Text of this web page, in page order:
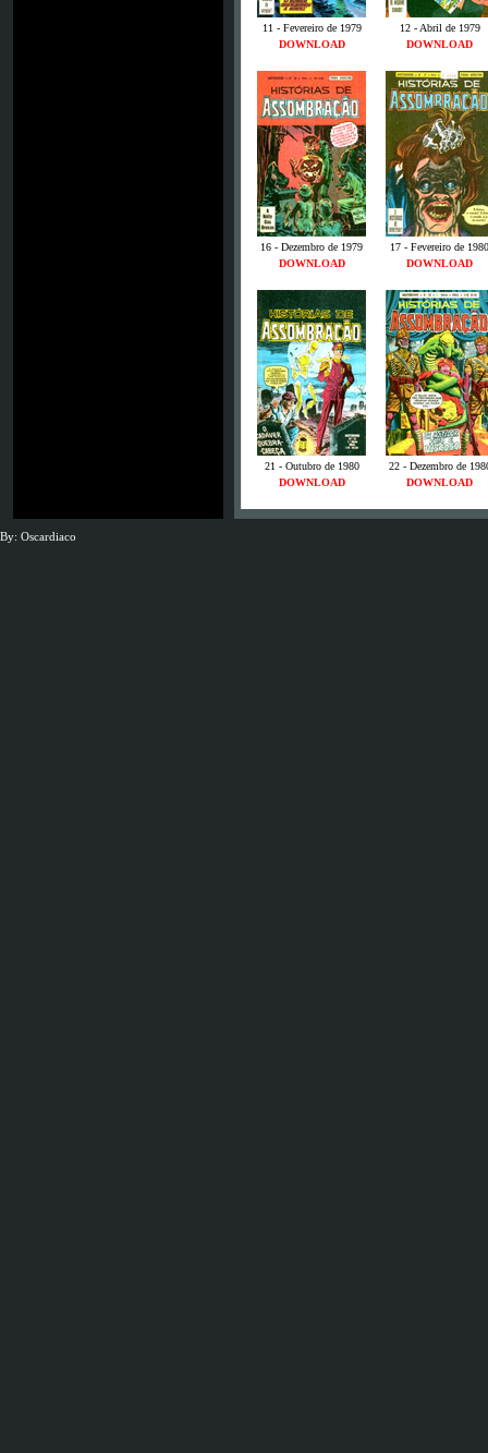
11 - Fevereiro de 1979
12 - Abril de 1979
DOWNLOAD
DOWNLOAD
16 - Dezembro de 1979
17 - Fevereiro de 1980
DOWNLOAD
DOWNLOAD
21 - Outubro de 1980
22 - Dezembro de
DOWNLOAD
DOWNLOAD
By: Oscardiaco